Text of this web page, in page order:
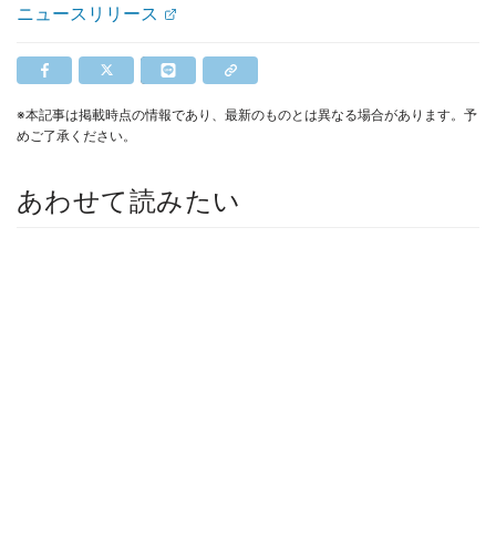
ニュースリリース
※本記事は掲載時点の情報であり、最新のものとは異なる場合があります。予
めご了承ください。
あわせて読みたい